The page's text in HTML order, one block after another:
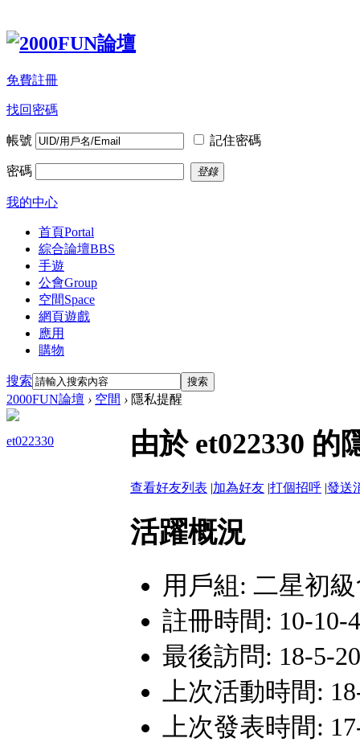
免費註冊
找回密碼
帳號 記住密碼
密碼 登錄
我的中心
首頁Portal
綜合論壇BBS
手遊
公會Group
空間Space
網頁遊戲
應用
購物
搜索 搜索
2000FUN論壇 › 空間 › 隱私提醒
et022330 由於 et022330
查看好友列表 |加為好友 |打個招呼 |發送
活躍概況
用戶組: 二星初
註冊時間: 10-10-
最後訪問: 18-5-
上次活動時間:
上次發表時間: